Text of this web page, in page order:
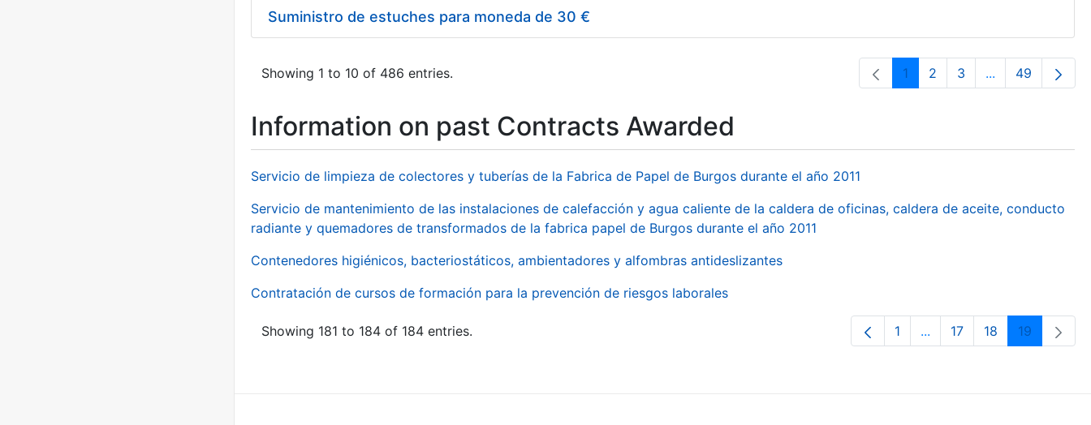
Suministro de estuches para moneda de 30 €
Showing 1 to 10 of 486 entries. Page
1 Page
2 Page
3 ...Intermediate
Page
49
Information on past Contracts Awarded
Servicio de limpieza de colectores y tuberías de la Fabrica de Papel de Burgos durante el año 2011
Servicio de mantenimiento de las instalaciones de calefacción y agua caliente de la caldera de oficinas, caldera de aceite, conducto
radiante y quemadores de transformados de la fabrica papel de Burgos durante el año 2011
Contenedores higiénicos, bacteriostáticos, ambientadores y alfombras antideslizantes
Contratación de cursos de formación para la prevención de riesgos laborales
Showing 181 to 184 of 184 entries. Page
1 ...Intermediate Pages Use
Page
17 Page
18 Page
19